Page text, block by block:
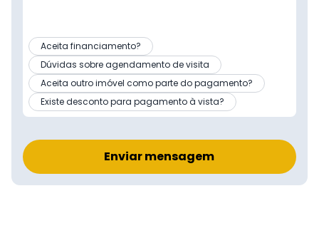
Aceita financiamento?
Dúvidas sobre agendamento de visita
Aceita outro imóvel como parte do pagamento?
Existe desconto para pagamento à vista?
Enviar mensagem